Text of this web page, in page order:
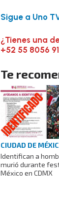
Sigue a Uno
¿Tienes una
+52 55 8056
Te
CIUDAD DE
Identifican a
murió durante
México en CDMX